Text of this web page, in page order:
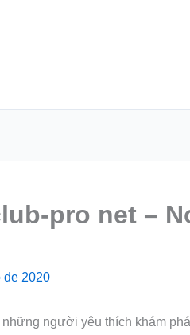
pro net –
de 2020
người yêu thích khám